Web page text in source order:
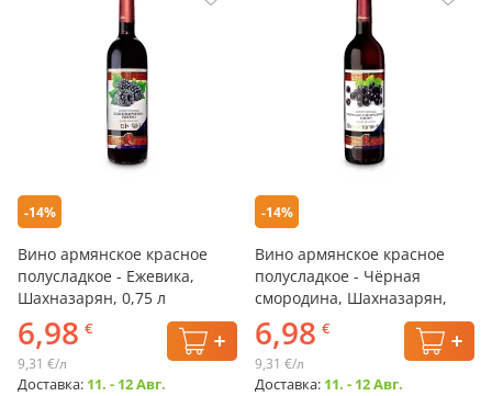
-14%
Вино армянское красное
полусладкое - Ежевика,
Шахназарян, 0,75 л
6,98 €
9,31 €/л
Доставка: 11. - 12 Авг.
-14%
Вино армянское красное
полусладкое - Чёрная
смородина, Шахназарян,
0,75 л
6,98 €
9,31 €/л
Доставка: 11. - 12 Авг.